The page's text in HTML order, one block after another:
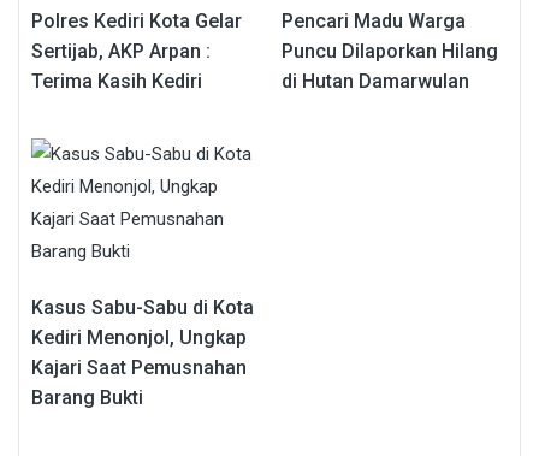
Polres Kediri Kota Gelar
Sertijab, AKP Arpan :
Terima Kasih Kediri
Pencari Madu Warga
Puncu Dilaporkan Hilang
di Hutan Damarwulan
Kasus Sabu-Sabu di Kota
Kediri Menonjol, Ungkap
Kajari Saat Pemusnahan
Barang Bukti